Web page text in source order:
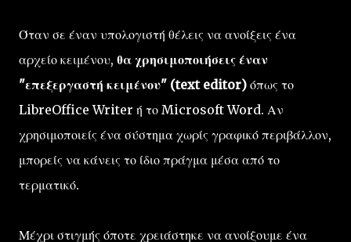
Όταν σε έναν υπολογιστή θέλεις να ανοίξεις ένα
αρχείο κειμένου, θα χρησιμοποιήσεις έναν
"επεξεργαστή κειμένου" (text editor) όπως το
LibreOffice Writer ή το Microsoft Word. Αν
χρησιμοποιείς ένα σύστημα χωρίς γραφικό περιβάλλον,
μπορείς να κάνεις το ίδιο πράγμα μέσα από το
τερματικό.
Μέχρι στιγμής όποτε χρειάστηκε να ανοίξουμε ένα